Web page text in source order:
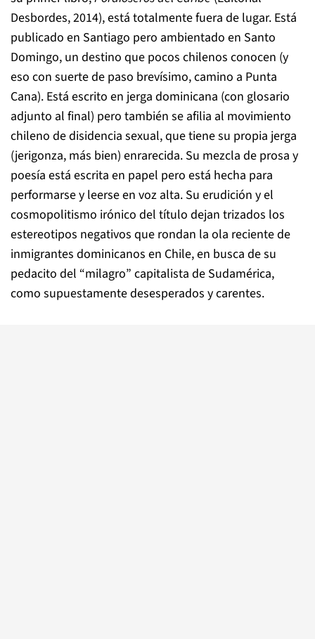
Desbordes, 2014), está totalmente fuera de lugar. Está
publicado en Santiago pero ambientado en Santo
Domingo, un destino que pocos chilenos conocen (y
eso con suerte de paso brevísimo, camino a Punta
Cana). Está escrito en jerga dominicana (con glosario
adjunto al final) pero también se afilia al movimiento
chileno de disidencia sexual, que tiene su propia jerga
(jerigonza, más bien) enrarecida. Su mezcla de prosa y
poesía está escrita en papel pero está hecha para
performarse y leerse en voz alta. Su erudición y el
cosmopolitismo irónico del título dejan trizados los
estereotipos negativos que rondan la ola reciente de
inmigrantes dominicanos en Chile, en busca de su
pedacito del “milagro” capitalista de Sudamérica,
como supuestamente desesperados y carentes.